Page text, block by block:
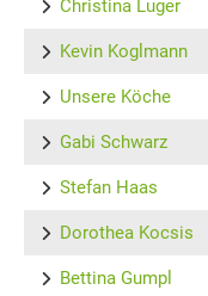
Christina Luger
Kevin Koglmann
Unsere Köche
Gabi Schwarz
Stefan Haas
Dorothea Kocsis
Bettina Gumpl